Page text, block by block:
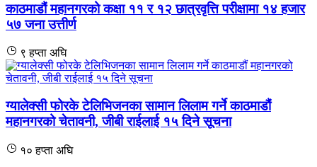
काठमाडौं महानगरको कक्षा ११ र १२ छात्रवृत्ति परीक्षामा १४ हजार
५७ जना उत्तीर्ण
९ हप्ता अघि
ग्यालेक्सी फोरके टेलिभिजनका सामान लिलाम गर्ने काठमाडौं
महानगरको चेतावनी, जीबी राईलाई १५ दिने सूचना
१० हप्ता अघि